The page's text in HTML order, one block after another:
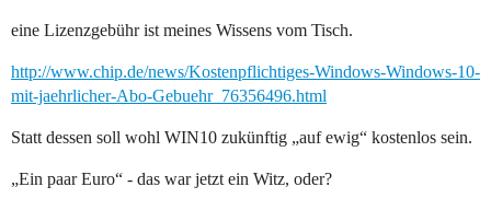
eine Lizenzgebühr ist meines Wissens vom Tisch.
http://www.chip.de/news/Kostenpflichtiges-Windows-Windows-10-
mit-jaehrlicher-Abo-Gebuehr_76356496.html
Statt dessen soll wohl WIN10 zukünftig „auf ewig“ kostenlos sein.
„Ein paar Euro“ - das war jetzt ein Witz, oder?